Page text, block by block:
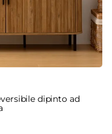
dipinto ad